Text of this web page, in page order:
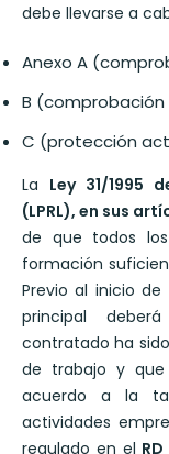
debe llevarse a
Anexo A
B
C (protección
La Ley 31/1995
(LPRL), en sus
de que todos
formación
Previo al inicio
principal
contratado ha
de trabajo y
acuerdo a la
actividades
regulado en el